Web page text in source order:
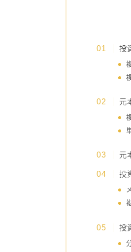
投
元
元
投
投